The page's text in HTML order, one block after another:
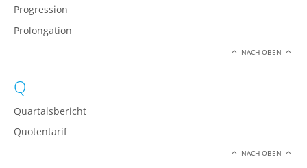
Progression
Prolongation
NACH OBEN
Q
Quartalsbericht
Quotentarif
NACH OBEN